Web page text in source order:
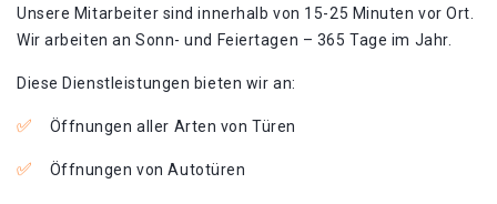
Unsere Mitarbeiter sind innerhalb von 15-25 Minuten vor Ort.
Wir arbeiten an Sonn- und Feiertagen – 365 Tage im Jahr.
Diese Dienstleistungen bieten wir an:
Öffnungen aller Arten von Türen
Öffnungen von Autotüren